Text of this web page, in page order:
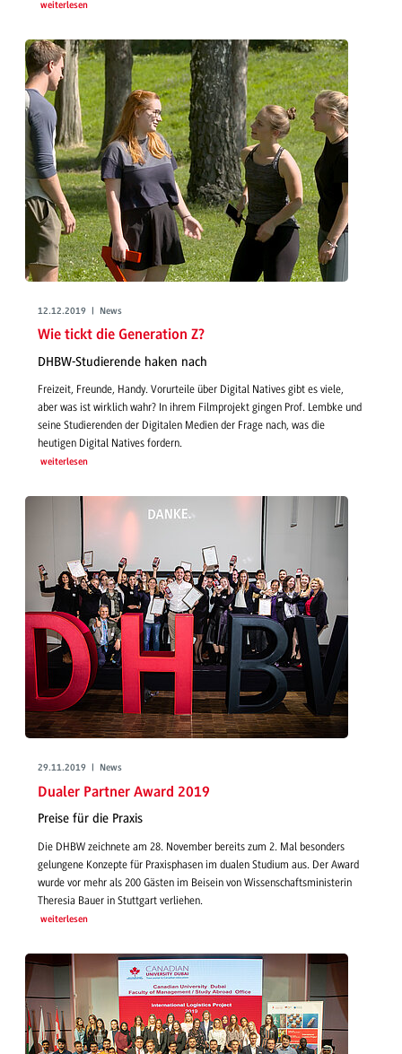
weiterlesen
12.12.2019 | News
Wie tickt die Generation Z?
DHBW-Studierende haken nach
Freizeit, Freunde, Handy. Vorurteile über Digital Natives gibt es viele,
aber was ist wirklich wahr? In ihrem Filmprojekt gingen Prof. Lembke und
seine Studierenden der Digitalen Medien der Frage nach, was die
heutigen Digital Natives fordern.
weiterlesen
29.11.2019 | News
Dualer Partner Award 2019
Preise für die Praxis
Die DHBW zeichnete am 28. November bereits zum 2. Mal besonders
gelungene Konzepte für Praxisphasen im dualen Studium aus. Der Award
wurde vor mehr als 200 Gästen im Beisein von Wissenschaftsministerin
Theresia Bauer in Stuttgart verliehen.
weiterlesen